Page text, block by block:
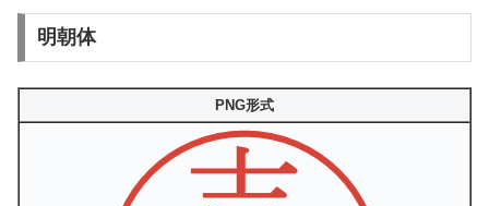
明朝体
PNG形式